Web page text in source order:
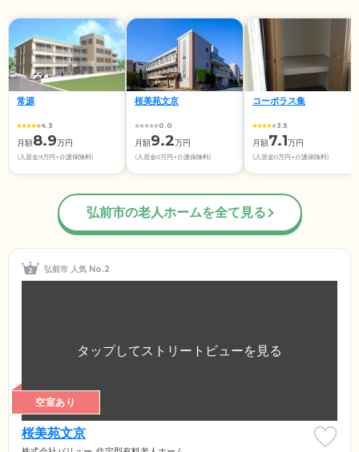
常源
4.3
月額8.9万円
(入居金9万円+介護保険料)
桜美苑文京
0.0
月額9.2万円
(入居金0万円+介護保険料)
コーポラス集
3.5
月額7.1万円
(入居金0万円+介護保険料)
弘前市の老人ホームを全て見る
弘前市 人気 No.2
空室あり
桜美苑文京